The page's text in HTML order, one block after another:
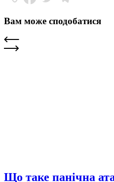
Вам може сподобатися
Що таке панічна